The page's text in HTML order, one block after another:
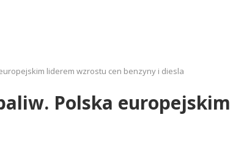
liderem wzrostu cen benzyny i diesla
Polska